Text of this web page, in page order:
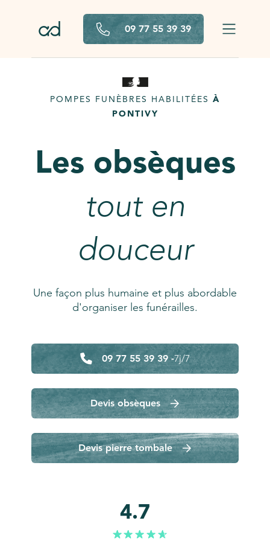
09 77 55 39 39
POMPES FUNÈBRES HABILITÉES À
PONTIVY
Les obsèques
tout en
douceur
Une façon plus humaine et plus abordable
d'organiser les funérailles.
09 77 55 39 39 -7j/7
Devis obsèques
Devis pierre tombale
4.7